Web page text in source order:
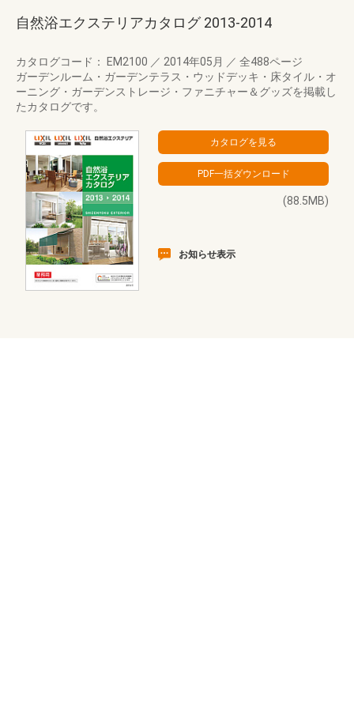
自然浴エクステリアカタログ 2013-2014
カタログコード： EM2100 ／ 2014年05月 ／ 全488ページ
ガーデンルーム・ガーデンテラス・ウッドデッキ・床タイル・オ
ーニング・ガーデンストレージ・ファニチャー＆グッズを掲載し
たカタログです。
(88.5MB)
お知らせ表示